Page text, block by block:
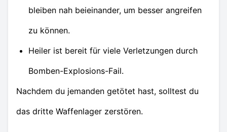
bleiben nah beieinander, um besser angreifen
zu können.
Heiler ist bereit für viele Verletzungen durch
Bomben-Explosions-Fail.
Nachdem du jemanden getötet hast, solltest du
das dritte Waffenlager zerstören.